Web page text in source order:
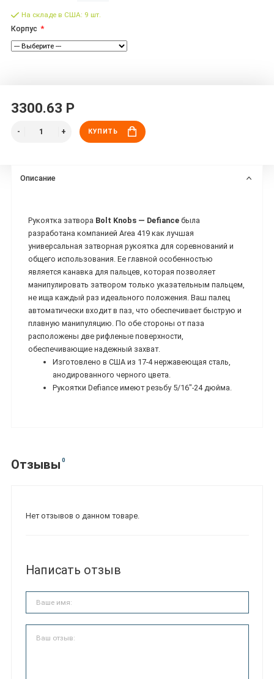
На складе в США: 9 шт.
Корпус
3300.63 Р
КУПИТЬ
Описание
Рукоятка затвора Bolt Knobs — Defiance была
разработана компанией Area 419 как лучшая
универсальная затворная рукоятка для соревнований и
общего использования. Ее главной особенностью
является канавка для пальцев, которая позволяет
манипулировать затвором только указательным пальцем,
не ища каждый раз идеального положения. Ваш палец
автоматически входит в паз, что обеспечивает быструю и
плавную манипуляцию. По обе стороны от паза
расположены две рифленые поверхности,
обеспечивающие надежный захват.
Изготовлено в США из 17-4 нержавеющая сталь,
анодированного черного цвета.
Рукоятки Defiance имеют резьбу 5/16"-24 дюйма.
Отзывы 0
Нет отзывов о данном товаре.
Написать отзыв